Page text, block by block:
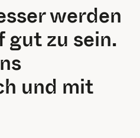
werden
zu sein.
und mit